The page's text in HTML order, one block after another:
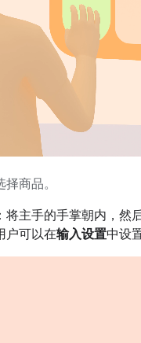
商品。
主手的手掌朝内，
户可以在输入设置中设